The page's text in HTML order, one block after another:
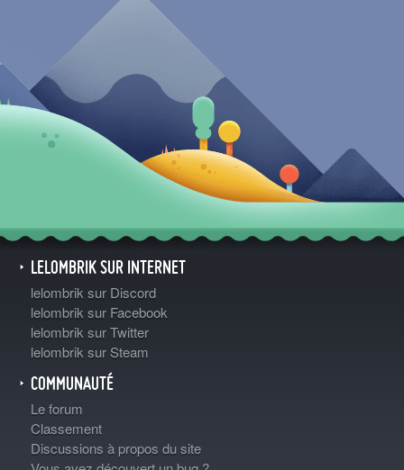
LELOMBRIK SUR INTERNET
lelombrik sur Discord
lelombrik sur Facebook
lelombrik sur Twitter
lelombrik sur Steam
COMMUNAUTÉ
Le forum
Classement
Discussions à propos du site